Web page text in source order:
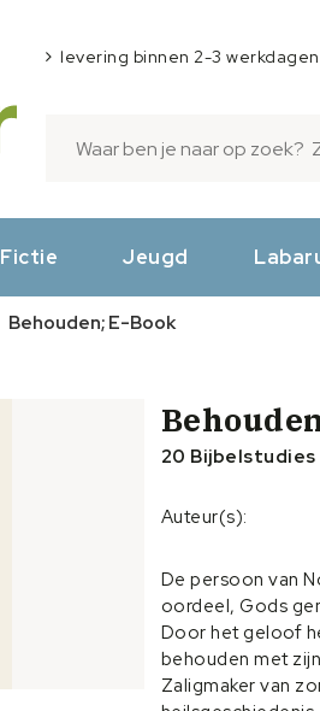
levering binnen 2-3 werkdagen
Fictie Jeugd
Behouden; E-Book
20 Bijbelstudies
Auteur(s):
De persoon van
oordeel, Gods
Door het geloof
behouden met
Zaligmaker van